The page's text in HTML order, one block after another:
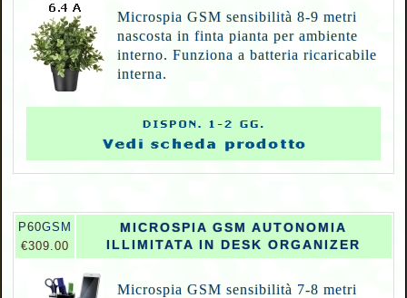
Microspia GSM sensibilità 8-9 metri
nascosta in finta pianta per ambiente
interno. Funziona a batteria ricaricabile
interna.
P60GSM
€309.00
MICROSPIA GSM AUTONOMIA
ILLIMITATA IN DESK ORGANIZER
Microspia GSM sensibilità 7-8 metri